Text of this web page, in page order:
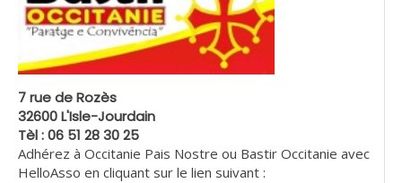
7 rue de Rozès
32600 L'Isle-Jourdain
Tèl : 06 51 28 30 25
Adhérez à Occitanie Pais Nostre ou Bastir Occitanie avec
HelloAsso en cliquant sur le lien suivant :